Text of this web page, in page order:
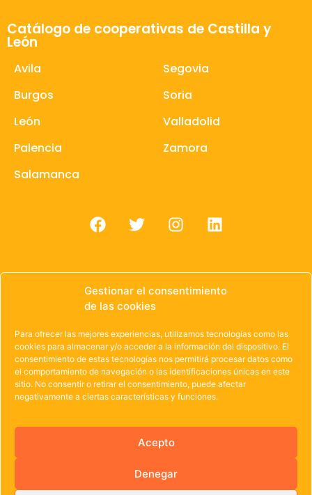
Gestionar el consentimiento
de las cookies
Para ofrecer las mejores experiencias, utilizamos tecnologías como las
cookies para almacenar y/o acceder a la información del dispositivo. El
consentimiento de estas tecnologías nos permitirá procesar datos como
el comportamiento de navegación o las identificaciones únicas en este
sitio. No consentir o retirar el consentimiento, puede afectar
negativamente a ciertas características y funciones.
Acepto
Denegar
Catálogo de cooperativas de Castilla y
León
Avila
Burgos
León
Palencia
Salamanca
Segovia
Soria
Valladolid
Zamora
© 1985 – 2021 | OWEN Unión de Cooperativas de
Trabajo de Castilla y León
Aviso Legal·Política de Privacidad·Política de
Cookies